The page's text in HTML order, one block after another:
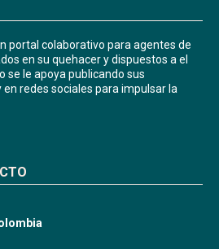
portal colaborativo para agentes de
en su quehacer y dispuestos a el
se le apoya publicando sus
redes sociales para impulsar la